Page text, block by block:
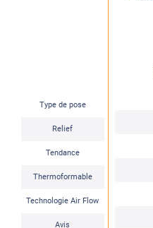
Type de pose
Relief
Tendance
Thermoformable
Technologie Air Flow
Avis